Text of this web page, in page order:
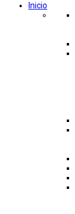
Inicio